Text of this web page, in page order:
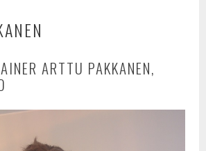
ARTTU PAKKANEN,